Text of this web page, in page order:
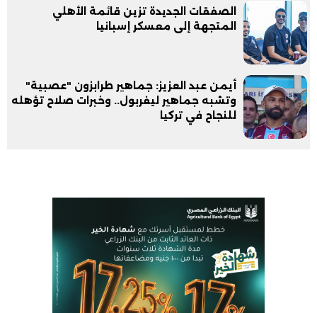
الصفقات الجديدة تزين قائمة الأهلي
المتجهة إلى معسكر إسبانيا
أيمن عبد العزيز: جماهير طرابزون "عصبية"
وتشبه جماهير ليفربول.. وخبرات صلاح تؤهله
للنجاح في تركيا